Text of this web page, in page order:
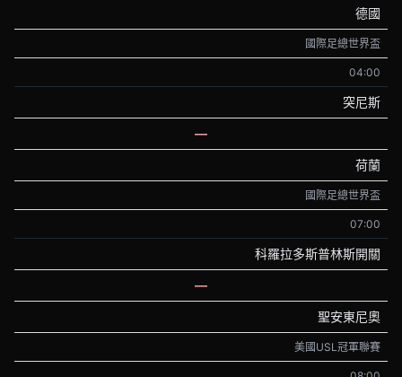
德國
國際足總世界盃
04:00
突尼斯
—
荷蘭
國際足總世界盃
07:00
科羅拉多斯普林斯開關
—
聖安東尼奧
美國USL冠軍聯賽